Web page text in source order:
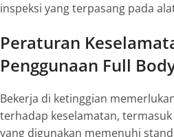
inspeksi yang terpasang pada
Peraturan
Penggunaan Full
Bekerja di ketinggian
terhadap keselamatan,
yang digunakan memenuhi